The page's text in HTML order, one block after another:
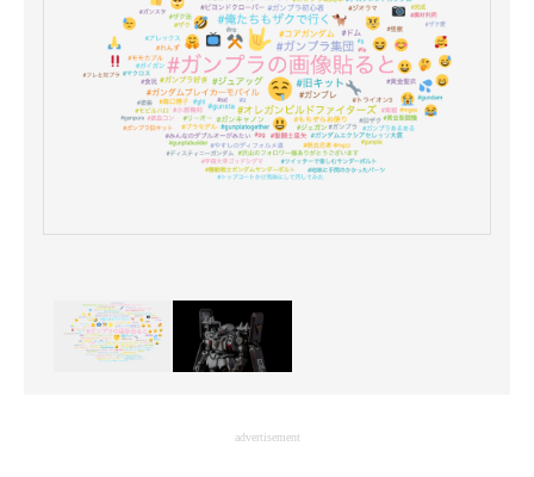
進化するPCとデバイスの未来
好きが集まる 比べて選べる
ビジネスと働き方のヒント
マーケ×ITの今がよく分かる
ITエンジニア向け専門サイト
advertisement